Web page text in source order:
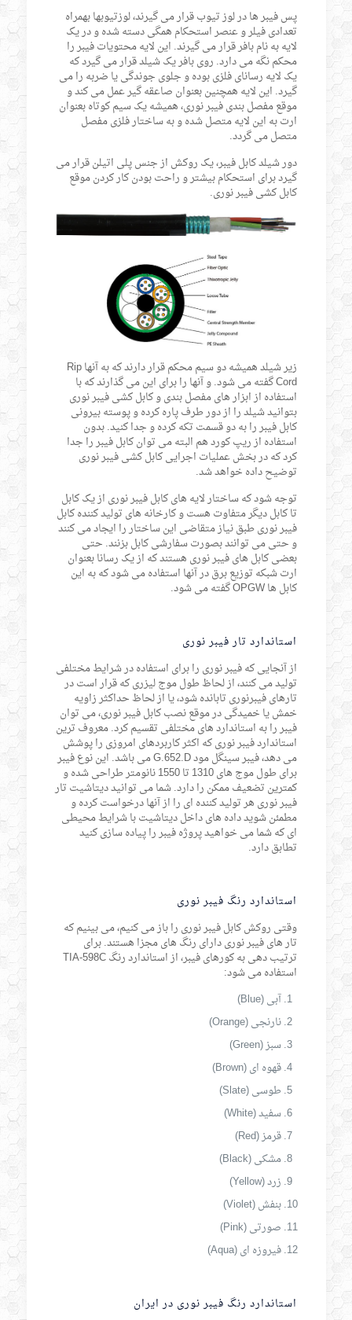
پس فیبر ها در لوز تیوب قرار می گیرند، لوزتیوبها بهمراه
تعدادی فیلر و عنصر استحکام همگی دسته شده و در یک
لایه به نام بافر قرار می گیرند. این لایه محتویات فیبر را
محکم نگه می دارد. روی بافر یک شیلد قرار می گیرد که
یک لایه رسانای فلزی بوده و جلوی جوندگی یا ضربه را می
گیرد. این لایه همچنین بعنوان صاعقه گیر عمل می کند و
موقع مفصل بندی فیبر نوری، همیشه یک سیم کوتاه بعنوان
ارت به این لایه متصل شده و به ساختار فلزی مفصل
متصل می گردد.
دور شیلد کابل فیبر، یک روکش از جنس پلی اتیلن قرار می
گیرد برای استحکام بیشتر و راحت بودن کار کردن موقع
کابل کشی فیبر نوری.
زیر شیلد همیشه دو سیم محکم قرار دارند که به آنها Rip
Cord گفته می شود. و آنها را برای این می گذارند که با
استفاده از ابزار های مفصل بندی و کابل کشی فیبر نوری
بتوانید شیلد را از دور طرف پاره کرده و پوسته بیرونی
کابل فیبر را به دو قسمت تکه کرده و جدا کنید. بدون
استفاده از ریپ کورد هم البته می توان کابل فیبر را جدا
کرد که در بخش عملیات اجرایی کابل کشی فیبر نوری
توضیح داده خواهد شد.
توجه شود که ساختار لایه های کابل فیبر نوری از یک کابل
تا کابل دیگر متفاوت هست و کارخانه های تولید کننده کابل
فیبر نوری طبق نیاز متقاضی این ساختار را ایجاد می کنند
و حتی می توانند بصورت سفارشی کابل بزنند. حتی
بعضی کابل های فیبر نوری هستند که از یک رسانا بعنوان
ارت شبکه توزیع برق در آنها استفاده می شود که به این
کابل ها OPGW گفته می شود.
استاندارد تار فیبر نوری
از آنجایی که فیبر نوری را برای استفاده در شرایط مختلفی
تولید می کنند، از لحاظ طول موج لیزری که قرار است در
تارهای فیبرنوری تابانده شود، یا از لحاظ حداکثر زاویه
خمش یا خمیدگی در موقع نصب کابل فیبر نوری، می توان
فیبر را به استاندارد های مختلفی تقسیم کرد. معروف ترین
استاندارد فیبر نوری که اکثر کاربردهای امروزی را پوشش
می دهد، فیبر سینگل مود G.652.D می باشد. این نوع فیبر
برای طول موج های 1310 تا 1550 نانومتر طراحی شده و
کمترین تضعیف ممکن را دارد. شما می توانید دیتاشیت تار
فیبر نوری هر تولید کننده ای را از آنها درخواست کرده و
مطمئن شوید داده های داخل دیتاشیت با شرایط محیطی
ای که شما می خواهید پروژه فیبر را پیاده سازی کنید
تطابق دارد.
استاندارد رنگ فیبر نوری
وقتی روکش کابل فیبر نوری را باز می کنیم، می بینیم که
تار های فیبر نوری دارای رنگ های مجزا هستند. برای
ترتیب دهی به کورهای فیبر، از استاندارد رنگ TIA-598C
استفاده می شود:
آبی (Blue)
نارنجی (Orange)
سبز (Green)
قهوه ای (Brown)
طوسی (Slate)
سفید (White)
قرمز (Red)
مشکی (Black)
زرد (Yellow)
بنفش (Violet)
صورتی (Pink)
فیروزه ای (Aqua)
استاندارد رنگ فیبر نوری در ایران